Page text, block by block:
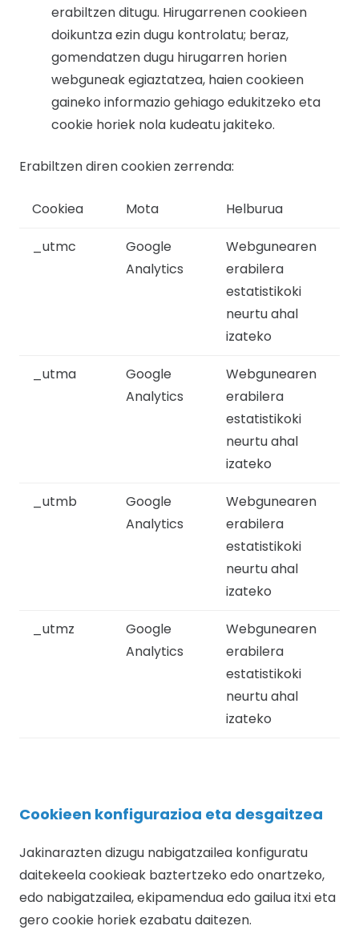
erabiltzen ditugu. Hirugarrenen cookieen
doikuntza ezin dugu kontrolatu; beraz,
gomendatzen dugu hirugarren horien
webguneak egiaztatzea, haien cookieen
gaineko informazio gehiago edukitzeko eta
cookie horiek nola kudeatu jakiteko.
Erabiltzen diren cookien zerrenda:
Cookiea Mota Helburua
_utmc
Google
Analytics
Webgunearen
erabilera
estatistikoki
neurtu ahal
izateko
_utma
Google
Analytics
Webgunearen
erabilera
estatistikoki
neurtu ahal
izateko
_utmb
Google
Analytics
Webgunearen
erabilera
estatistikoki
neurtu ahal
izateko
_utmz
Google
Analytics
Webgunearen
erabilera
estatistikoki
neurtu ahal
izateko
Cookieen konfigurazioa eta desgaitzea
Jakinarazten dizugu nabigatzailea konfiguratu
daitekeela cookieak baztertzeko edo onartzeko,
edo nabigatzailea, ekipamendua edo gailua itxi eta
gero cookie horiek ezabatu daitezen.